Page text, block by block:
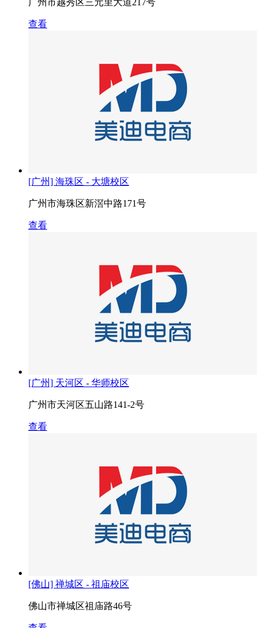
广州市越秀区三元里大道217号
查看
[广州] 海珠区 - 大塘校区
广州市海珠区新滘中路171号
查看
[广州] 天河区 - 华师校区
广州市天河区五山路141-2号
查看
[佛山] 禅城区 - 祖庙校区
佛山市禅城区祖庙路46号